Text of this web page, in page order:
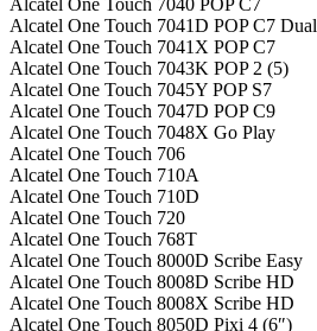
Alcatel One Touch 7040 POP C7
Alcatel One Touch 7041D POP C7 Dual
Alcatel One Touch 7041X POP C7
Alcatel One Touch 7043K POP 2 (5)
Alcatel One Touch 7045Y POP S7
Alcatel One Touch 7047D POP C9
Alcatel One Touch 7048X Go Play
Alcatel One Touch 706
Alcatel One Touch 710A
Alcatel One Touch 710D
Alcatel One Touch 720
Alcatel One Touch 768T
Alcatel One Touch 8000D Scribe Easy
Alcatel One Touch 8008D Scribe HD
Alcatel One Touch 8008X Scribe HD
Alcatel One Touch 8050D Pixi 4 (6″)